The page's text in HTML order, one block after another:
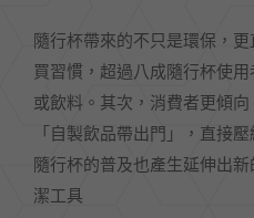
隨行杯帶來的不只是環保，
買習慣，超過八成隨行杯使
或飲料。其次，消費者更傾
「自製飲品帶出門」，直接
隨行杯的普及也產生延伸出
潔工具